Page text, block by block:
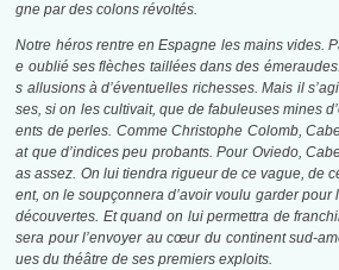
gne par des colons révoltés.
Notre héros rentre en Espagne les mains vides.
e oublié ses flèches taillées dans des
s allusions à d’éventuelles richesses. Mais il
ses, si on les cultivait, que de fabuleuses mines
ents de perles. Comme Christophe Colomb,
at que d’indices peu probants. Pour Oviedo,
as assez. On lui tiendra rigueur de ce vague, de
ent, on le soupçonnera d’avoir voulu garder
découvertes. Et quand on lui permettra de
sera pour l’envoyer au cœur du continent sud-
ues du théâtre de ses premiers exploits.